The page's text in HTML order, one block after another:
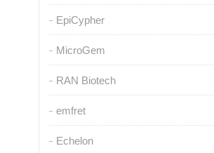
EpiCypher
MicroGem
RAN Biotech
emfret
Echelon